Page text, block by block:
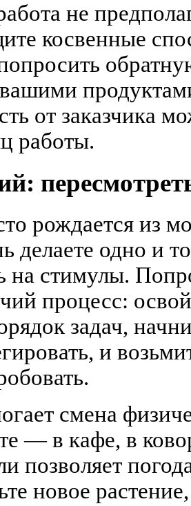
не
косвенные
вашими
от заказчика
работы.
рождается из
делаете одно и
на стимулы.
процесс:
задач,
и
смена
— в кафе, в
позволяет
новое